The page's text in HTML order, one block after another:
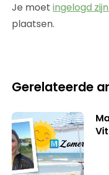
Je moet ingelogd
plaatsen.
Gerelateerde